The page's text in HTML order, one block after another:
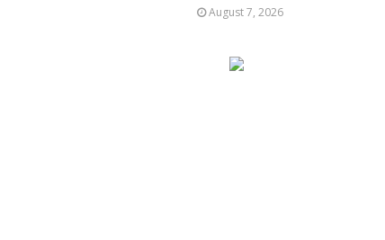
August 7, 2026